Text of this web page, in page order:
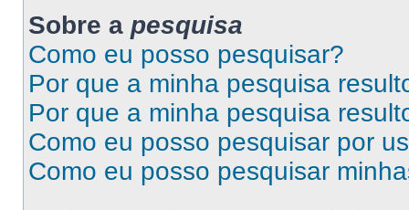
Sobre a pesquisa
Como eu posso pesquisar?
Por que a minha pesquisa
Por que a minha pesquisa
Como eu posso pesquisar por
Como eu posso pesquisar